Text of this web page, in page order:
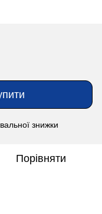
знижки
Порівняти